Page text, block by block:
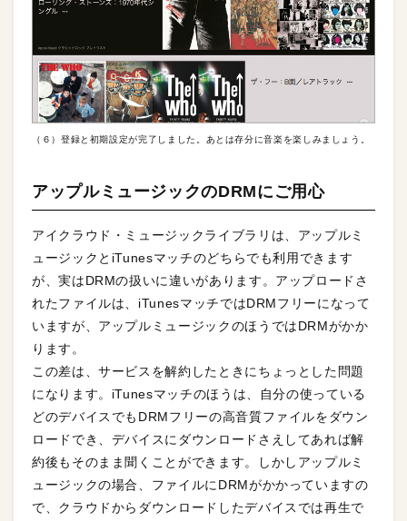
（６）登録と初期設定が完了しました。あとは存分に音楽を楽しみましょう。
アップルミュージックのDRMにご用心
アイクラウド・ミュージックライブラリは、アップルミ
ュージックとiTunesマッチのどちらでも利用できます
が、実はDRMの扱いに違いがあります。アップロードさ
れたファイルは、iTunesマッチではDRMフリーになって
いますが、アップルミュージックのほうではDRMがかか
ります。
この差は、サービスを解約したときにちょっとした問題
になります。iTunesマッチのほうは、自分の使っている
どのデバイスでもDRMフリーの高音質ファイルをダウン
ロードでき、デバイスにダウンロードさえしてあれば解
約後もそのまま聞くことができます。しかしアップルミ
ュージックの場合、ファイルにDRMがかかっていますの
で、クラウドからダウンロードしたデバイスでは再生で